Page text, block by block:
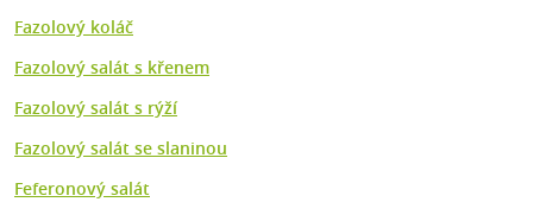
Fazolový koláč
Fazolový salát s křenem
Fazolový salát s rýží
Fazolový salát se slaninou
Feferonový salát